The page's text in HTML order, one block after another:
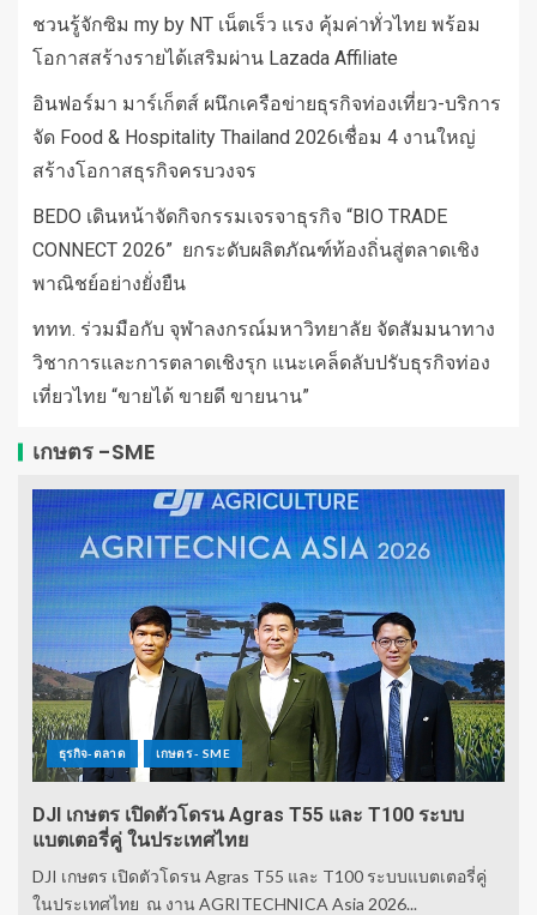
ชวนรู้จักซิม my by NT เน็ตเร็ว แรง คุ้มค่าทั่วไทย พร้อม
โอกาสสร้างรายได้เสริมผ่าน Lazada Affiliate
อินฟอร์มา มาร์เก็ตส์ ผนึกเครือข่ายธุรกิจท่องเที่ยว-บริการ
จัด Food & Hospitality Thailand 2026เชื่อม 4 งานใหญ่
สร้างโอกาสธุรกิจครบวงจร
BEDO เดินหน้าจัดกิจกรรมเจรจาธุรกิจ “BIO TRADE
CONNECT 2026” ยกระดับผลิตภัณฑ์ท้องถิ่นสู่ตลาดเชิง
พาณิชย์อย่างยั่งยืน
ททท. ร่วมมือกับ จุฬาลงกรณ์มหาวิทยาลัย จัดสัมมนาทาง
วิชาการและการตลาดเชิงรุก แนะเคล็ดลับปรับธุรกิจท่อง
เที่ยวไทย “ขายได้ ขายดี ขายนาน”
เกษตร -SME
ธุรกิจ-ตลาด เกษตร - SME
DJI เกษตร เปิดตัวโดรน Agras T55 และ T100 ระบบ
แบตเตอรี่คู่ ในประเทศไทย
DJI เกษตร เปิดตัวโดรน Agras T55 และ T100 ระบบแบตเตอรี่คู่
ในประเทศไทย ณ งาน AGRITECHNICA Asia 2026...